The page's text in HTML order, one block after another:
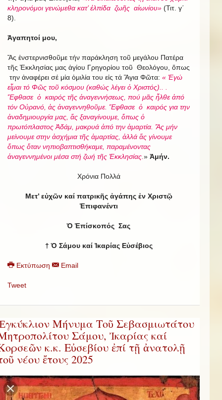
κληρονόμοι γενώμεθα κατ’ ἐλπίδα ζωῆς αἰωνίου» (Τιτ. γ΄
8).
Ἀγαπητοί μου,
Ἄς ἐνστερνισθοῦμε τήν παράκληση τοῦ μεγάλου Πατέρα
τῆς Ἐκκλησίας μας ἁγίου Γρηγορίου τοῦ Θεολόγου, ὅπως
την ἀναφέρει σέ μία ὁμιλία του εἰς τά Ἅγια Φῶτα: « Ἐγώ
εἶμαι τό Φῶς τοῦ κόσμου (καθώς λέγει ὁ Χριστός).. .
Ἔφθασε ὁ καιρός τῆς ἀναγεννήσεως, πού μᾶς ἦλθε ἀπό
τόν Οὐρανό, ἀς ἀναγεννηθοῦμε. Ἔφθασε ὁ καιρός για την
ἀναδημιουργία μας, ἄς ξαναγίνουμε, ὅπως ὁ
πρωτόπλαστος Ἀδάμ, μακρυά ἀπό την ἁμαρτία. Ἄς μήν
μείνουμε στην ἀσχήμια τῆς ἁμαρτίας, ἀλλά ἄς γίνουμε
ὅπως ὅταν νηπιοβαπτισθήκαμε, παραμένοντας
ἀναγεννημένοι μέσα στή ζωή τῆς Ἐκκλησίας.» Ἀμήν.
Χρόνια Πολλά
Μετ’ εὐχῶν καί πατρικῆς ἀγάπης ἐν Χριστῷ
Ἐπιφανέντι
Ὁ Ἐπίσκοπός Σας
† Ὁ Σάμου καί Ἰκαρίας Εὐσέβιος
Εκτύπωση Email
Tweet
Μήνυμα Τοῦ Σεβασμιωτάτου
Σάμου, Ἰκαρίας καί
κ.κ. Εὐσεβίου ἐπί τῇ ἀνατολῇ
νέου ἔτους 2025